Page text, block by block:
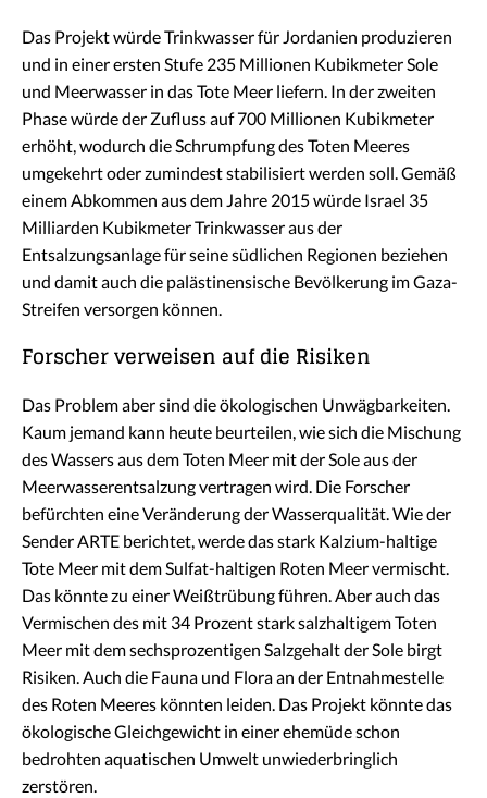
Das Projekt würde Trinkwasser für Jordanien produzieren
und in einer ersten Stufe 235 Millionen Kubikmeter Sole
und Meerwasser in das Tote Meer liefern. In der zweiten
Phase würde der Zufluss auf 700 Millionen Kubikmeter
erhöht, wodurch die Schrumpfung des Toten Meeres
umgekehrt oder zumindest stabilisiert werden soll. Gemäß
einem Abkommen aus dem Jahre 2015 würde Israel 35
Milliarden Kubikmeter Trinkwasser aus der
Entsalzungsanlage für seine südlichen Regionen beziehen
und damit auch die palästinensische Bevölkerung im Gaza-
Streifen versorgen können.
Forscher verweisen auf die Risiken
Das Problem aber sind die ökologischen Unwägbarkeiten.
Kaum jemand kann heute beurteilen, wie sich die Mischung
des Wassers aus dem Toten Meer mit der Sole aus der
Meerwasserentsalzung vertragen wird. Die Forscher
befürchten eine Veränderung der Wasserqualität. Wie der
Sender ARTE berichtet, werde das stark Kalzium-haltige
Tote Meer mit dem Sulfat-haltigen Roten Meer vermischt.
Das könnte zu einer Weißtrübung führen. Aber auch das
Vermischen des mit 34 Prozent stark salzhaltigem Toten
Meer mit dem sechsprozentigen Salzgehalt der Sole birgt
Risiken. Auch die Fauna und Flora an der Entnahmestelle
des Roten Meeres könnten leiden. Das Projekt könnte das
ökologische Gleichgewicht in einer ehemüde schon
bedrohten aquatischen Umwelt unwiederbringlich
zerstören.